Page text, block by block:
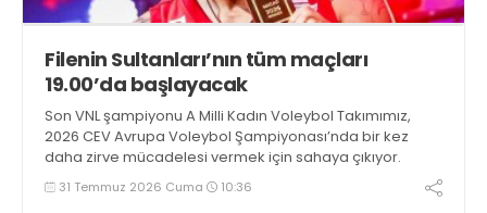
Filenin Sultanları’nın tüm maçları
19.00’da başlayacak
Son VNL şampiyonu A Milli Kadın Voleybol Takımımız,
2026 CEV Avrupa Voleybol Şampiyonası’nda bir kez
daha zirve mücadelesi vermek için sahaya çıkıyor.
31 Temmuz 2026 Cuma 10:36